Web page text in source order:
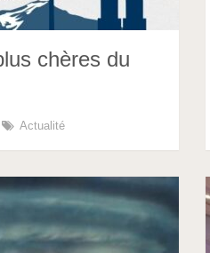
chères du
Actualité